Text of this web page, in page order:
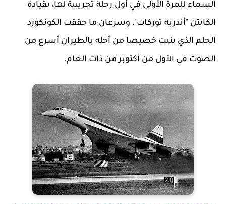
السماء للمرة الأولى في أول رحلة تجريبية لها، بقيادة
الكابتن "أندريه توركات"، وسرعان ما حققت الكونكورد
الحلم الذي بنيت خصيصا من أجله بالطيران أسرع من
الصوت في الأول من أكتوبر من ذات العام.